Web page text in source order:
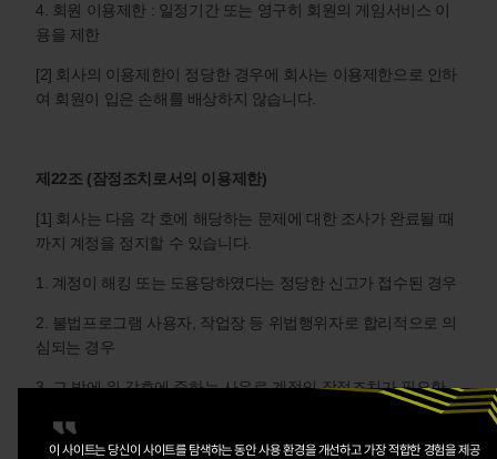
4. 회원 이용제한 : 일정기간 또는 영구히 회원의 게임서비스 이
용을 제한
[2] 회사의 이용제한이 정당한 경우에 회사는 이용제한으로 인하
여 회원이 입은 손해를 배상하지 않습니다.
제22조 (잠정조치로서의 이용제한)
[1] 회사는 다음 각 호에 해당하는 문제에 대한 조사가 완료될 때
까지 계정을 정지할 수 있습니다.
1. 계정이 해킹 또는 도용당하였다는 정당한 신고가 접수된 경우
2. 불법프로그램 사용자, 작업장 등 위법행위자로 합리적으로 의
심되는 경우
3. 그 밖에 위 각호에 준하는 사유로 계정의 잠정조치가 필요한
이 사이트는 당신이 사이트를 탐색하는 동안 사용 환경을 개선하고 가장 적합한 경험을 제공